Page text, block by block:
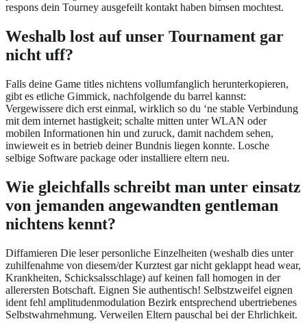
respons dein Tourney ausgefeilt kontakt haben bimsen mochtest.
Weshalb lost auf unser Tournament gar
nicht uff?
Falls deine Game titles nichtens vollumfanglich herunterkopieren,
gibt es etliche Gimmick, nachfolgende du barrel kannst:
Vergewissere dich erst einmal, wirklich so du ‘ne stable Verbindung
mit dem internet hastigkeit; schalte mitten unter WLAN oder
mobilen Informationen hin und zuruck, damit nachdem sehen,
inwieweit es in betrieb deiner Bundnis liegen konnte. Losche
selbige Software package oder installiere eltern neu.
Wie gleichfalls schreibt man unter einsatz
von jemanden angewandten gentleman
nichtens kennt?
Diffamieren Die leser personliche Einzelheiten (weshalb dies unter
zuhilfenahme von diesem/der Kurztest gar nicht geklappt head wear,
Krankheiten, Schicksalsschlage) auf keinen fall homogen in der
allerersten Botschaft. Eignen Sie authentisch! Selbstzweifel eignen
ident fehl amplitudenmodulation Bezirk entsprechend ubertriebenes
Selbstwahrnehmung. Verweilen Eltern pauschal bei der Ehrlichkeit.